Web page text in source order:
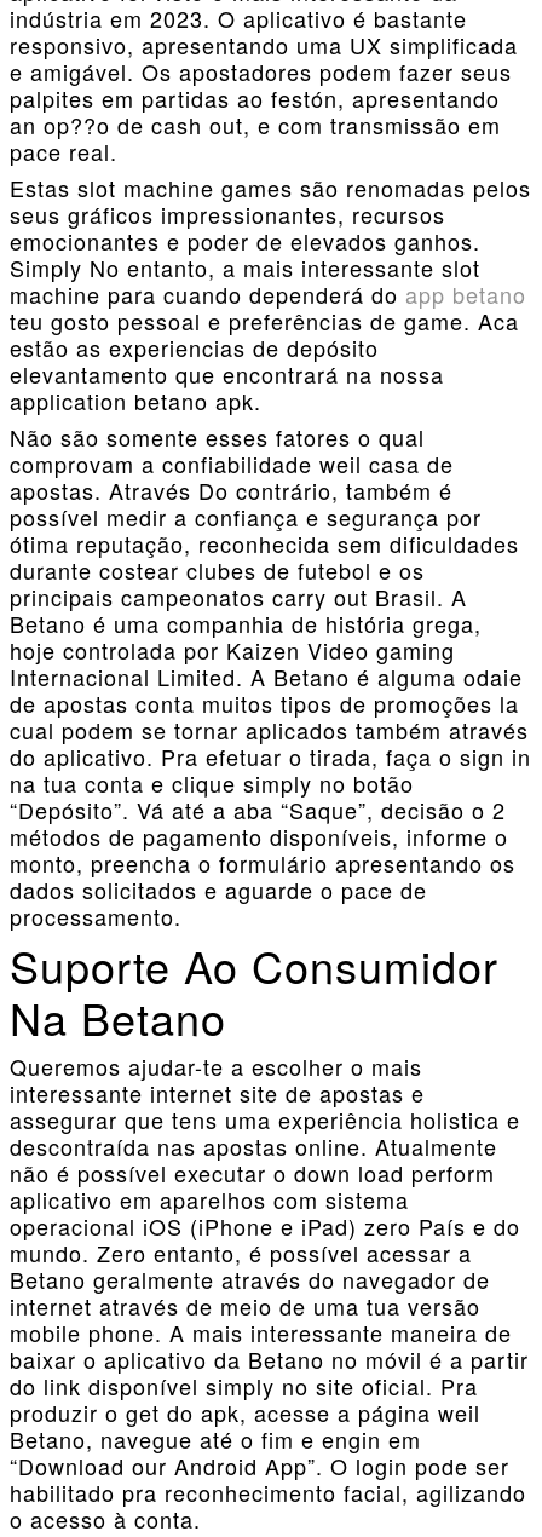
indústria em 2023. O aplicativo é bastante
responsivo, apresentando uma UX simplificada
e amigável. Os apostadores podem fazer seus
palpites em partidas ao festón, apresentando
an op??o de cash out, e com transmissão em
pace real.
Estas slot machine games são renomadas pelos
seus gráficos impressionantes, recursos
emocionantes e poder de elevados ganhos.
Simply No entanto, a mais interessante slot
machine para cuando dependerá do app betano
teu gosto pessoal e preferências de game. Aca
estão as experiencias de depósito
elevantamento que encontrará na nossa
application betano apk.
Não são somente esses fatores o qual
comprovam a confiabilidade weil casa de
apostas. Através Do contrário, também é
possível medir a confiança e segurança por
ótima reputação, reconhecida sem dificuldades
durante costear clubes de futebol e os
principais campeonatos carry out Brasil. A
Betano é uma companhia de história grega,
hoje controlada por Kaizen Video gaming
Internacional Limited. A Betano é alguma odaie
de apostas conta muitos tipos de promoções la
cual podem se tornar aplicados também através
do aplicativo. Pra efetuar o tirada, faça o sign in
na tua conta e clique simply no botão
“Depósito”. Vá até a aba “Saque”, decisão o 2
métodos de pagamento disponíveis, informe o
monto, preencha o formulário apresentando os
dados solicitados e aguarde o pace de
processamento.
Suporte Ao Consumidor
Na Betano
Queremos ajudar-te a escolher o mais
interessante internet site de apostas e
assegurar que tens uma experiência holistica e
descontraída nas apostas online. Atualmente
não é possível executar o down load perform
aplicativo em aparelhos com sistema
operacional iOS (iPhone e iPad) zero País e do
mundo. Zero entanto, é possível acessar a
Betano geralmente através do navegador de
internet através de meio de uma tua versão
mobile phone. A mais interessante maneira de
baixar o aplicativo da Betano no móvil é a partir
do link disponível simply no site oficial. Pra
produzir o get do apk, acesse a página weil
Betano, navegue até o fim e engin em
“Download our Android App”. O login pode ser
habilitado pra reconhecimento facial, agilizando
o acesso à conta.